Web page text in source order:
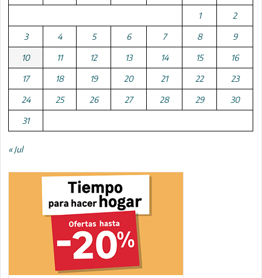
1 2
3 4 5 6 7 8 9
10 11 12 13 14 15 16
17 18 19 20 21 22 23
24 25 26 27 28 29 30
31
« Jul